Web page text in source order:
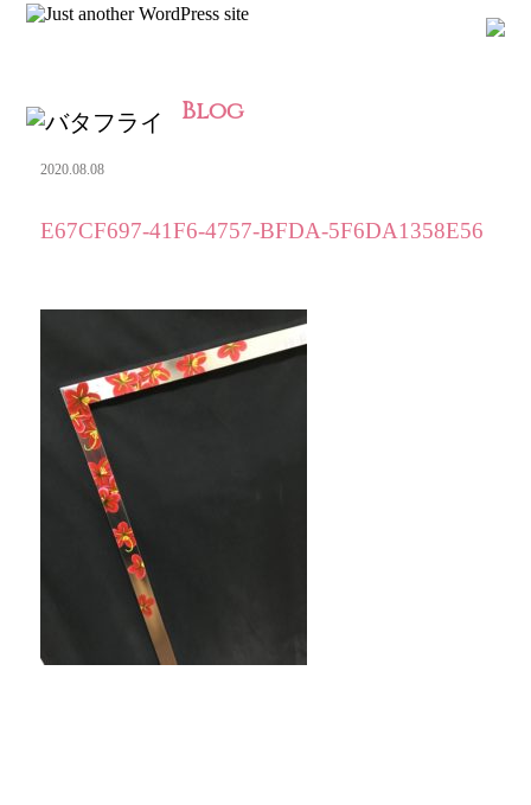
Blog
2020.08.08
E67CF697-41F6-4757-BFDA-5F6DA1358E56